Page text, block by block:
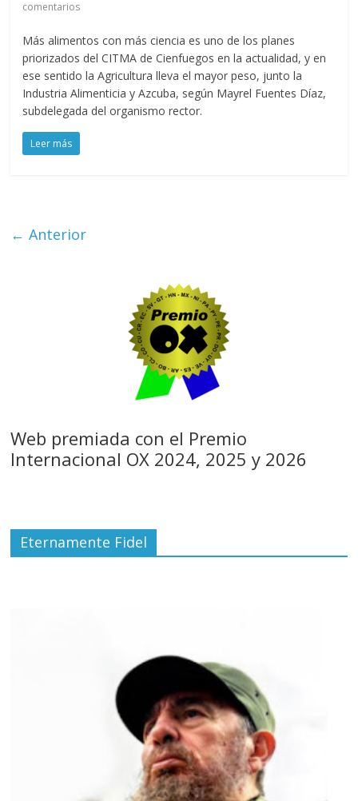
comentarios
Más alimentos con más ciencia es uno de los planes
priorizados del CITMA de Cienfuegos en la actualidad, y en
ese sentido la Agricultura lleva el mayor peso, junto la
Industria Alimenticia y Azcuba, según Mayrel Fuentes Díaz,
subdelegada del organismo rector.
Leer más
← Anterior
Web premiada con el Premio
Internacional OX 2024, 2025 y 2026
Eternamente Fidel